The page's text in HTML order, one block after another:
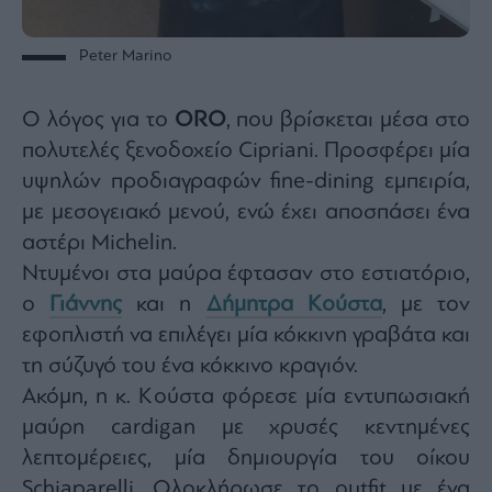
our
and
can
opt
out
at
time.
This
site
is
protected
by
reCAPTCHA
and
Google
Privacy
Policy
and
of
apply.
Peter Marino
Ο λόγος για το ORO, που βρίσκεται μέσα στο
πολυτελές ξενοδοχείο Cipriani. Προσφέρει μία
υψηλών προδιαγραφών fine-dining εμπειρία,
με μεσογειακό μενού, ενώ έχει αποσπάσει ένα
αστέρι Michelin.
Ντυμένοι στα μαύρα έφτασαν στο εστιατόριο,
ο
Γιάννης και η Δήμητρα Κούστα, με τον
εφοπλιστή να επιλέγει μία κόκκινη γραβάτα και
τη σύζυγό του ένα κόκκινο κραγιόν.
Ακόμη, η κ. Κούστα φόρεσε μία εντυπωσιακή
μαύρη cardigan με χρυσές κεντημένες
λεπτομέρειες, μία δημιουργία του οίκου